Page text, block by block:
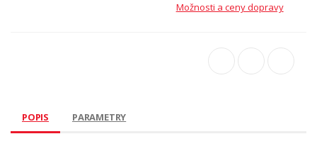
Možnosti a ceny dopravy
POPIS PARAMETRY